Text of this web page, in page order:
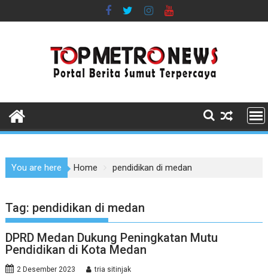
to
You are here Home pendidikan di medan
Tag: pendidikan di medan
DPRD Medan Dukung Peningkatan Mutu
Pendidikan di Kota Medan
2 Desember 2023 tria sitinjak